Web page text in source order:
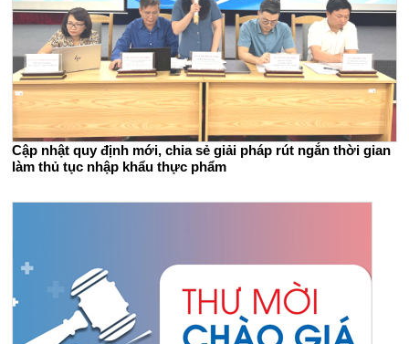
Cập nhật quy định mới, chia sẻ giải pháp rút ngắn thời gian
làm thủ tục nhập khẩu thực phẩm